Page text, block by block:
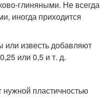
глиняными. Не всегда
иногда приходится
известь добавляют
или 0,5 и т. д.
пластичностью